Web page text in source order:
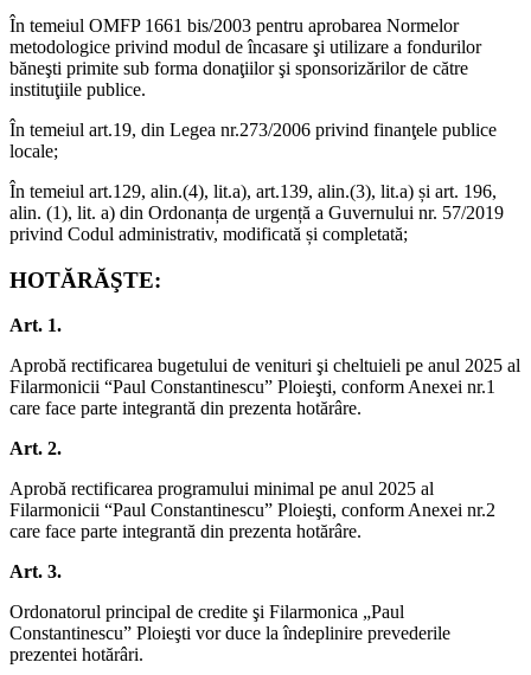
În temeiul OMFP 1661 bis/2003 pentru aprobarea Normelor
metodologice privind modul de încasare şi utilizare a fondurilor
băneşti primite sub forma donaţiilor şi sponsorizărilor de către
instituţiile publice.
În temeiul art.19, din Legea nr.273/2006 privind finanţele publice
locale;
În temeiul art.129, alin.(4), lit.a), art.139, alin.(3), lit.a) și art. 196,
alin. (1), lit. a) din Ordonanța de urgență a Guvernului nr. 57/2019
privind Codul administrativ, modificată și completată;
HOTĂRĂŞTE:
Art. 1.
Aprobă rectificarea bugetului de venituri şi cheltuieli pe anul 2025 al
Filarmonicii “Paul Constantinescu” Ploieşti, conform Anexei nr.1
care face parte integrantă din prezenta hotărâre.
Art. 2.
Aprobă rectificarea programului minimal pe anul 2025 al
Filarmonicii “Paul Constantinescu” Ploieşti, conform Anexei nr.2
care face parte integrantă din prezenta hotărâre.
Art. 3.
Ordonatorul principal de credite şi Filarmonica „Paul
Constantinescu” Ploieşti vor duce la îndeplinire prevederile
prezentei hotărâri.